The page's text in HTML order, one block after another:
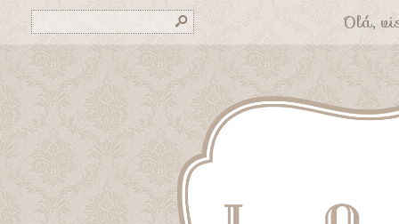
s Olá,